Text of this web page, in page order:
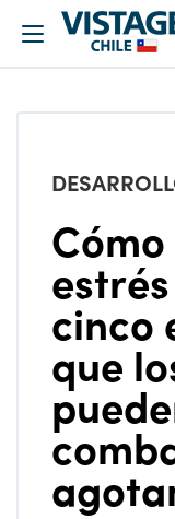
cinco
que